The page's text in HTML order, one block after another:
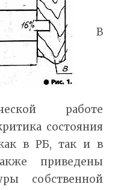
В
работе
состояния
как в РБ, так и в
приведены
собственной